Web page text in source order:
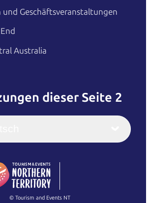
und Geschäftsveranstaltungen
Australia
dieser Seite 2
Italiano
繁體中文
© Tourism and Events NT